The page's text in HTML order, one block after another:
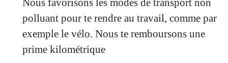
Nous favorisons les modes de transport non
polluant pour te rendre au travail, comme par
exemple le vélo. Nous te remboursons une
prime kilométrique